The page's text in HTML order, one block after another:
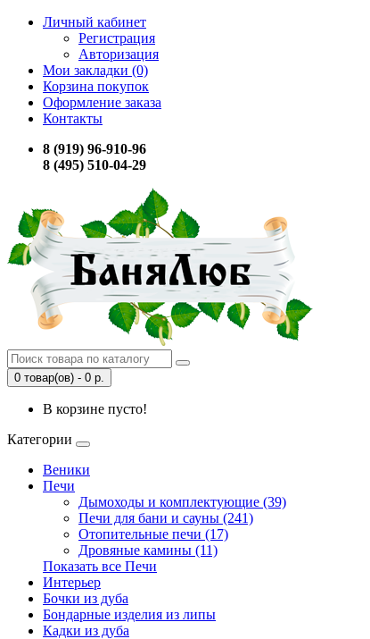
Личный кабинет
Регистрация
Авторизация
Мои закладки (0)
Корзина покупок
Оформление заказа
Контакты
8 (919) 96-910-96
8 (495) 510-04-29
0 товар(ов) - 0 р.
В корзине пусто!
Категории
Веники
Печи
Дымоходы и комплектующие (39)
Печи для бани и сауны (241)
Отопительные печи (17)
Дровяные камины (11)
Показать все Печи
Интерьер
Бочки из дуба
Бондарные изделия из липы
Кадки из дуба